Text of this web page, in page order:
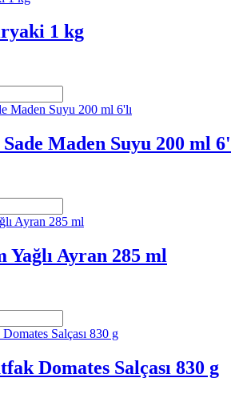
1 kg
Maden Suyu 200 ml
Yağlı Ayran 285 ml
Domates Salçası 830 g